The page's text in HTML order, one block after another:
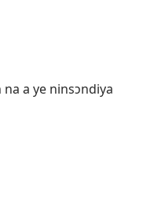
na a ye ninsɔndiya